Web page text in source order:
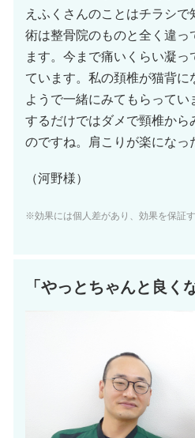
えふくさんのことはチラシ
術は整骨院のものと全く違っ
ます。今まで痛いくらい凝
ています。私の頚椎が猫背
ようで一緒にみてもらって
するだけではダメで頸椎から
のですね。肩こりが楽になっ
（河野様）
※効果には個人差があり、効果を保証
「やっとちゃんと良く